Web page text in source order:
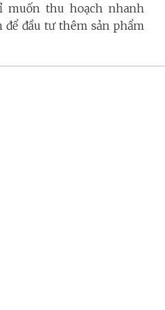
thu hoạch nhanh
đầu tư thêm sản phẩm